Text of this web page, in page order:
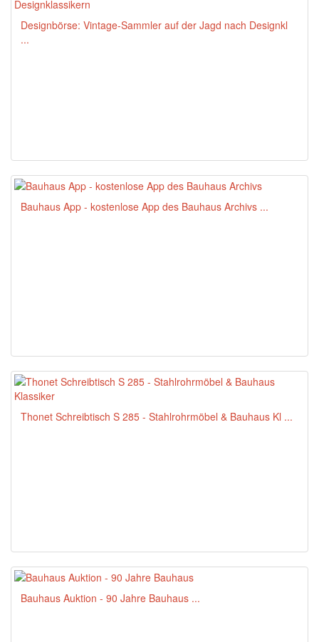
Designbörse: Vintage-Sammler auf der Jagd nach Designkl
...
Bauhaus App - kostenlose App des Bauhaus Archivs ...
Thonet Schreibtisch S 285 - Stahlrohrmöbel & Bauhaus Kl ...
Bauhaus Auktion - 90 Jahre Bauhaus ...